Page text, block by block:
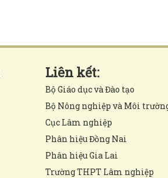
Liên kết:
Bộ Giáo dục và Đào tạo
Bộ Nông nghiệp và Môi
Cục Lâm nghiệp
Phân hiệu Đồng Nai
Phân hiệu Gia Lai
Trường THPT Lâm nghiệp